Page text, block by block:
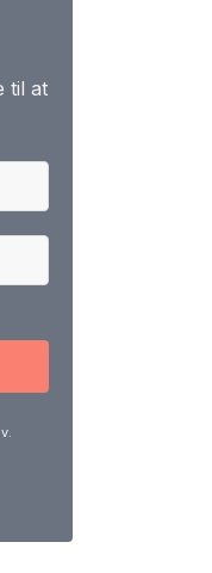
til at